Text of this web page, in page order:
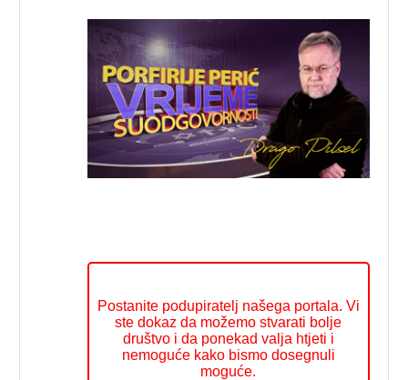
Postanite podupiratelj našega portala. Vi
ste dokaz da možemo stvarati bolje
društvo i da ponekad valja htjeti i
nemoguće kako bismo dosegnuli
moguće.